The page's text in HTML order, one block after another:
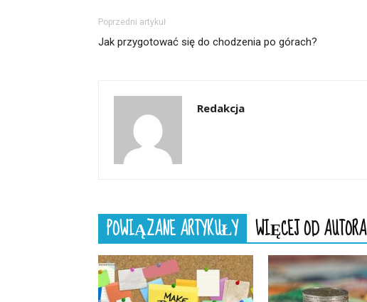
Poprzedni artykuł
Jak przygotować się do chodzenia po górach?
Redakcja
POWIĄZANE ARTYKUŁY WIĘCEJ OD AUTORA